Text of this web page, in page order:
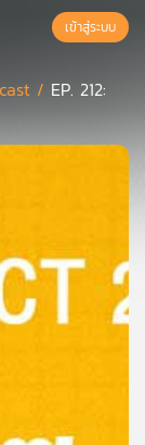
เข้าสู่ระบบ
/ EP. 212: